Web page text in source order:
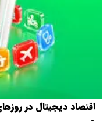
اقتصاد دیجیتال در